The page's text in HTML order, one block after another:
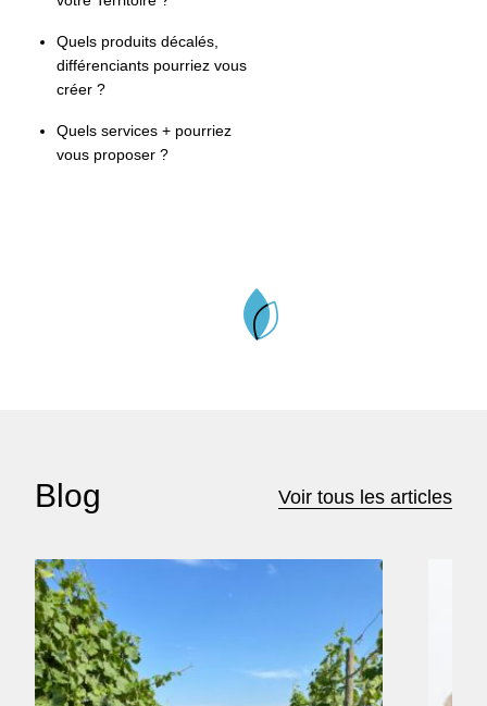
Quels produits décalés,
différenciants pourriez vous
créer ?
Quels services + pourriez
vous proposer ?
Blog Voir tous les articles